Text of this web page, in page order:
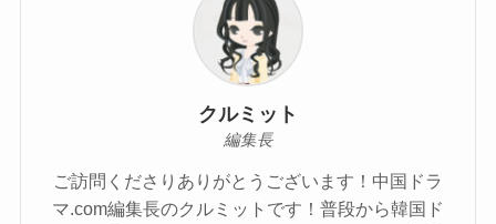
クルミット
編集長
ご訪問くださりありがとうございます！中国ドラ
マ.com編集長のクルミットです！普段から韓国ド